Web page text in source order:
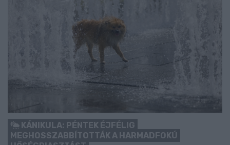
KÁNIKULA: PÉNTEK ÉJFÉLIG
MEGHOSSZABBÍTOTTÁK A HARMADFOKÚ